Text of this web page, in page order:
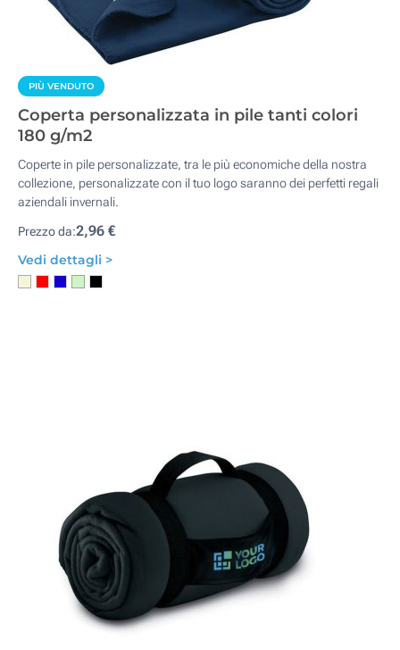
PIÙ VENDUTO
Coperta personalizzata in pile tanti colori
180 g/m2
Coperte in pile personalizzate, tra le più economiche della nostra
collezione, personalizzate con il tuo logo saranno dei perfetti regali
aziendali invernali.
Prezzo da:2,96 €
Vedi dettagli >